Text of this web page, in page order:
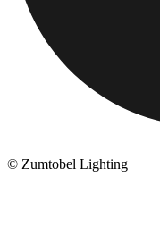
© Zumtobel Lighting